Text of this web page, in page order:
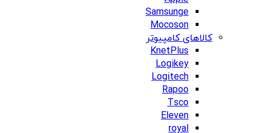
Samsunge
Mocoson
کالاهای کامپیوتر
KnetPlus
Logikey
Logitech
Rapoo
Tsco
Eleven
royal